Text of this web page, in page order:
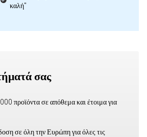
καλή"
σας
προϊόντα σε απόθεμα και έτοιμα για
σε όλη την Ευρώπη για όλες τις